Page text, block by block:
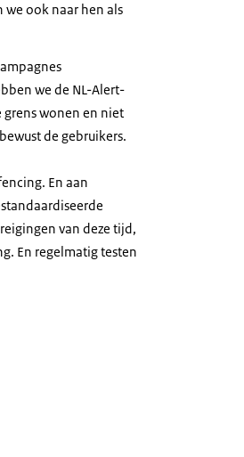
ook naar hen als
we de NL-Alert-
wonen en niet
de gebruikers.
En aan
van deze tijd,
En regelmatig testen